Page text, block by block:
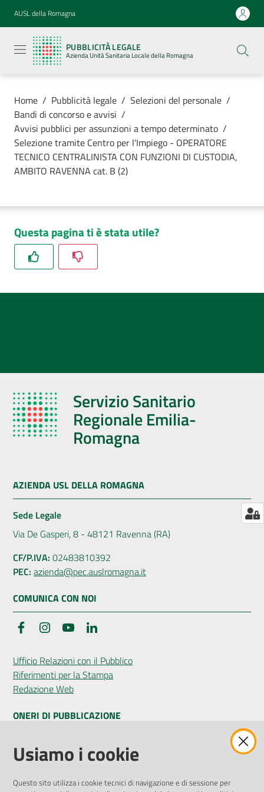
Vai al contenuto
Vai alla navigazione
Vai al footer
AUSL della Romagna
PUBBLICITÀ LEGALE
Azienda Unità Sanitaria Locale della Romagna
legale
Azienda
Unità
Locale della
Azienda
cura
Comunica
Home / Pubblicità legale / Selezioni del personale /
Bandi di concorso e avvisi /
Avvisi pubblici per assunzioni a tempo determinato /
Selezione tramite Centro per l'Impiego - OPERATORE
TECNICO CENTRALINISTA CON FUNZIONI DI CUSTODIA,
AMBITO RAVENNA cat. B (2)
Questa pagina ti è stata utile?
Servizio Sanitario
Regionale Emilia-
Romagna
AZIENDA USL DELLA ROMAGNA
Sede Legale
Via De Gasperi, 8 - 48121 Ravenna (RA)
CF/P.IVA: 02483810392
PEC: azienda@pec.auslromagna.it
COMUNICA CON NOI
FacebookInstagramYouTube
Ufficio Relazioni con il Pubblico
Riferimenti per la Stampa
Redazione Web
ONERI DI PUBBLICAZIONE
Amministrazione Trasparente
Pubblicità legale
Privacy Policy
Usiamo i cookie
Questo sito utilizza i cookie tecnici di navigazione e di sessione per